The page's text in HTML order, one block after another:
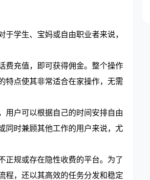
学生、宝妈或自由职业者来说，
费充值，即可获得佣金。整个操作
特点使其非常适合在家操作，无需
用户可以根据自己的时间安排自由
同时兼顾其他工作的用户来说，尤
正规或存在隐性收费的平台。为了
程，还以其高效的任务分发和稳定